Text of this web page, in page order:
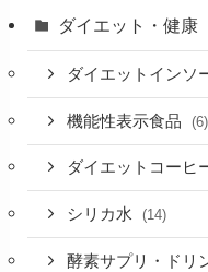
ダイエット・健康
ダイエットインソ
機能性表示食品 (6)
ダイエットコーヒ
シリカ水 (14)
酵素サプリ・ドリ